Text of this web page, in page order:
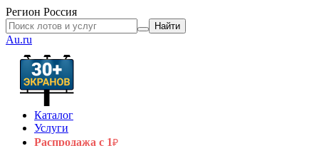
Регион Россия
Найти
Au.ru
Каталог
Услуги
Распродажа с 1₽